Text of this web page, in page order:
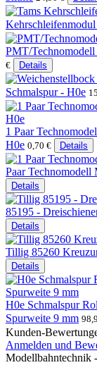
PMT/
€
Details
Schmalspur - H0e
1 Paar
H0e 0,70 € Details
Paar
Details
85195 -
Details
Tillig 85260
Details
H0e Schmalspur
Spurweite 9 mm
Kunden-
Anmelden und
Modellbahntechnik